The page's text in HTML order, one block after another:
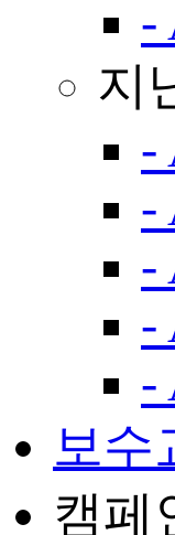
-
지
-
-
-
-
-
보수
캠페